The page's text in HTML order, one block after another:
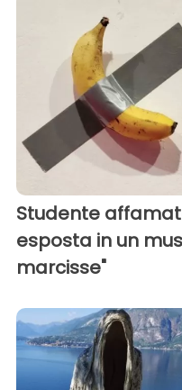
Studente
esposta in un
marcisse"